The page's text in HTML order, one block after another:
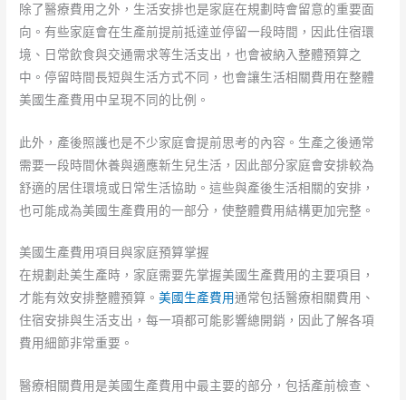
除了醫療費用之外，生活安排也是家庭在規劃時會留意的重要面
向。有些家庭會在生產前提前抵達並停留一段時間，因此住宿環
境、日常飲食與交通需求等生活支出，也會被納入整體預算之
中。停留時間長短與生活方式不同，也會讓生活相關費用在整體
美國生產費用中呈現不同的比例。
此外，產後照護也是不少家庭會提前思考的內容。生產之後通常
需要一段時間休養與適應新生兒生活，因此部分家庭會安排較為
舒適的居住環境或日常生活協助。這些與產後生活相關的安排，
也可能成為美國生產費用的一部分，使整體費用結構更加完整。
美國生產費用項目與家庭預算掌握
在規劃赴美生產時，家庭需要先掌握美國生產費用的主要項目，
才能有效安排整體預算。美國生產費用通常包括醫療相關費用、
住宿安排與生活支出，每一項都可能影響總開銷，因此了解各項
費用細節非常重要。
醫療相關費用是美國生產費用中最主要的部分，包括產前檢查、